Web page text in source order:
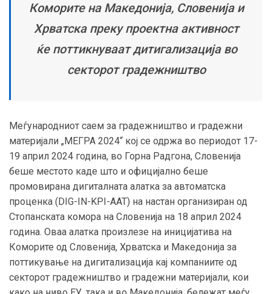
Коморите на Македонија, Словенија и
Хрватска преку проектна активност
ќе поттикнуваат дитигализација во
секторот градежништво
Меѓународниот саем за градежништво и градежни
материјали „МЕГРА 2024“ кој се одржа во периодот 17-
19 април 2024 година, во Горна Радгона, Словенија
беше местото каде што и официјално беше
промовирана дигиталната алатка за автоматска
проценка (DIG-IN-KPI-AAT) на настан организиран од
Стопанската комора на Словенија на 18 април 2024
година. Оваа алатка произлезе на иницијатива на
Коморите од Словенија, Хрватска и Македонија за
поттикување на дигитализација кај компаниите од
секторот градежништво и градежни материјали, кои